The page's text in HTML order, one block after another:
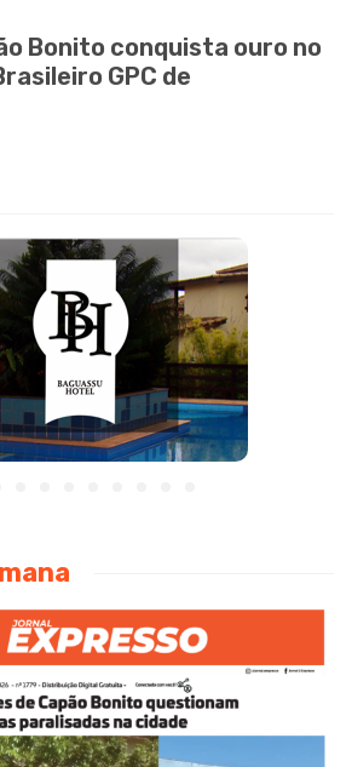
Bonito conquista ouro no
GPC de